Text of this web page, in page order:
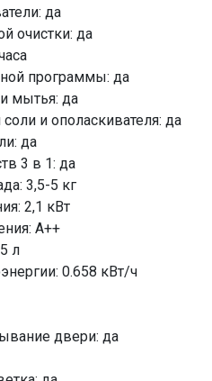
кнопочное
да, 15 мин, 30
мин
да
да
очистки: да
программы: да
мытья: да
и ополаскивателя: да
да
3 в 1: да
3,5-5 кг
2,1 кВт
A++
л
0.658 кВт/ч
двери: да